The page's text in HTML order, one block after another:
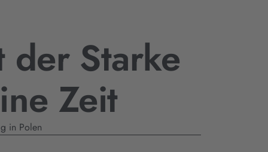
der Starke
Zeit
in Polen